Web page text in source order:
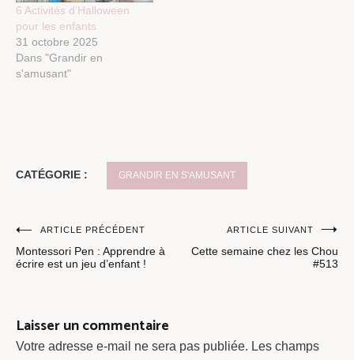
6 Activités d’Halloween
pour les enfants
31 octobre 2025
Dans "Grandir en
s'amusant"
CATÉGORIE : GRANDIR EN S'AMUSANT
Navigation
de
ARTICLE PRÉCÉDENT
Montessori Pen : Apprendre à
écrire est un jeu d’enfant !
ARTICLE SUIVANT
Cette semaine chez les Chou
#513
Laisser un commentaire
Votre adresse e-mail ne sera pas publiée. Les champs